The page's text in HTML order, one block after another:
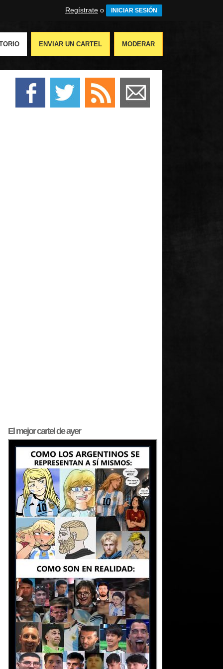
Regístrate o INICIAR SESIÓN
ENVIAR UN CARTEL MODERAR
El mejorcartel de ayer